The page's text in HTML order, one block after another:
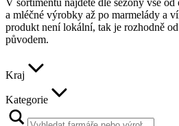
a mléčné výrobky až po marmelády a
produkt není lokální, tak je rozhodně
původem.
Kraj
Kategorie